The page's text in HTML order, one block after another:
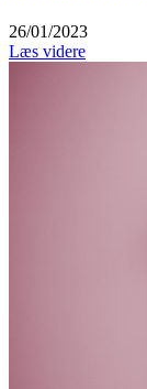
26/01/2023
Læs videre